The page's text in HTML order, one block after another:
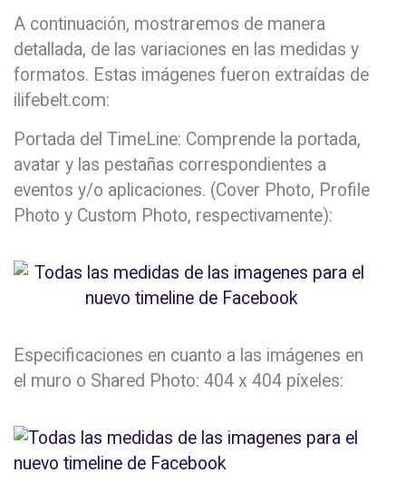
A continuación, mostraremos de manera
detallada, de las variaciones en las medidas y
formatos. Estas imágenes fueron extraídas de
ilifebelt.com:
Portada del TimeLine: Comprende la portada,
avatar y las pestañas correspondientes a
eventos y/o aplicaciones. (Cover Photo, Profile
Photo y Custom Photo, respectivamente):
Especificaciones en cuanto a las imágenes en
el muro o Shared Photo: 404 x 404 píxeles: